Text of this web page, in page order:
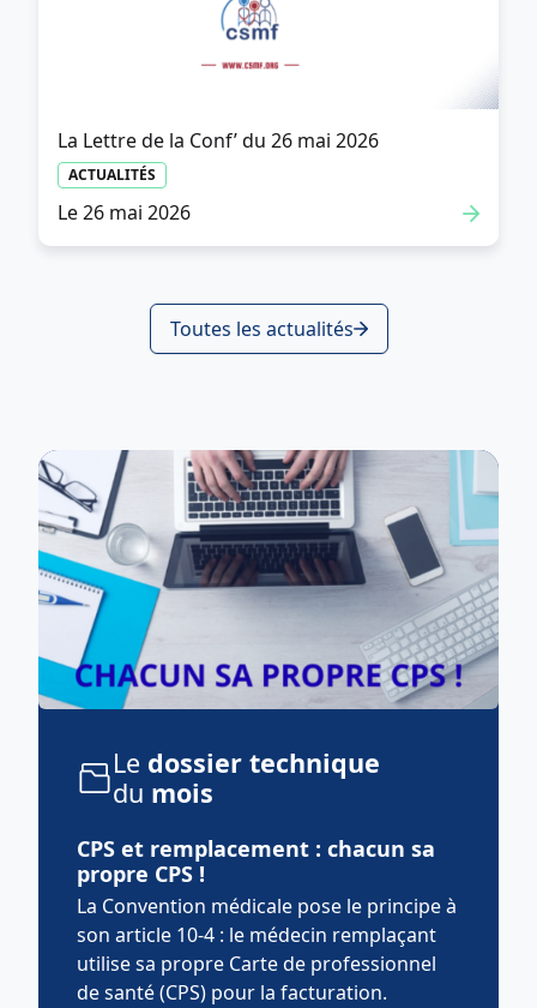
La Lettre de la Conf’ du 26 mai 2026
ACTUALITÉS
Le 26 mai 2026
Toutes les actualités
Le dossier technique
du mois
CPS et remplacement : chacun sa
propre CPS !
La Convention médicale pose le principe à
son article 10-4 : le médecin remplaçant
utilise sa propre Carte de professionnel
de santé (CPS) pour la facturation.